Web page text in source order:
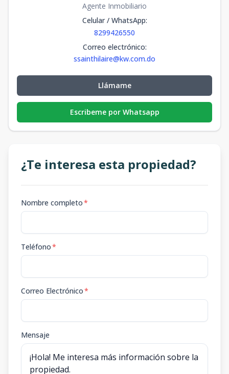
Agente Inmobiliario
Celular / WhatsApp:
8299426550
Correo electrónico:
ssainthilaire@kw.com.do
Llámame
Escribeme por Whatsapp
¿Te interesa esta propiedad?
Nombre completo*
Teléfono*
Correo Electrónico*
Mensaje